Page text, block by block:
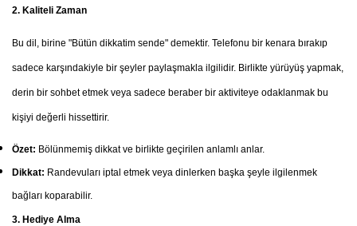
2. Kaliteli Zaman
Bu dil, birine "Bütün dikkatim sende" demektir. Telefonu bir kenara bırakıp
sadece karşındakiyle bir şeyler paylaşmakla ilgilidir. Birlikte yürüyüş yapmak,
derin bir sohbet etmek veya sadece beraber bir aktiviteye odaklanmak bu
kişiyi değerli hissettirir.
Özet: Bölünmemiş dikkat ve birlikte geçirilen anlamlı anlar.
Dikkat: Randevuları iptal etmek veya dinlerken başka şeyle ilgilenmek
bağları koparabilir.
3. Hediye Alma